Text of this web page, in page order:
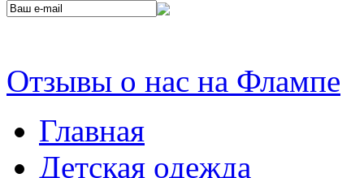
Отзывы о нас на Флампе
Главная
Детская одежда